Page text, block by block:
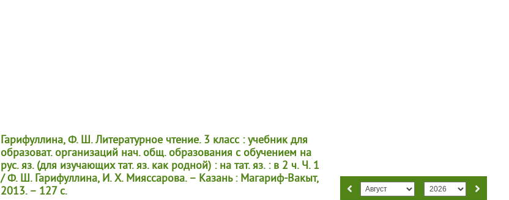
Гарифуллина, Ф. Ш. Литературное чтение. 3 класс : учебник для
образоват. организаций нач. общ. образования с обучением на
рус. яз. (для изучающих тат. яз. как родной) : на тат. яз. : в 2 ч. Ч. 1
/ Ф. Ш. Гарифуллина, И. Х. Мияссарова. – Казань : Магариф-Вакыт,
2013. – 127 с.